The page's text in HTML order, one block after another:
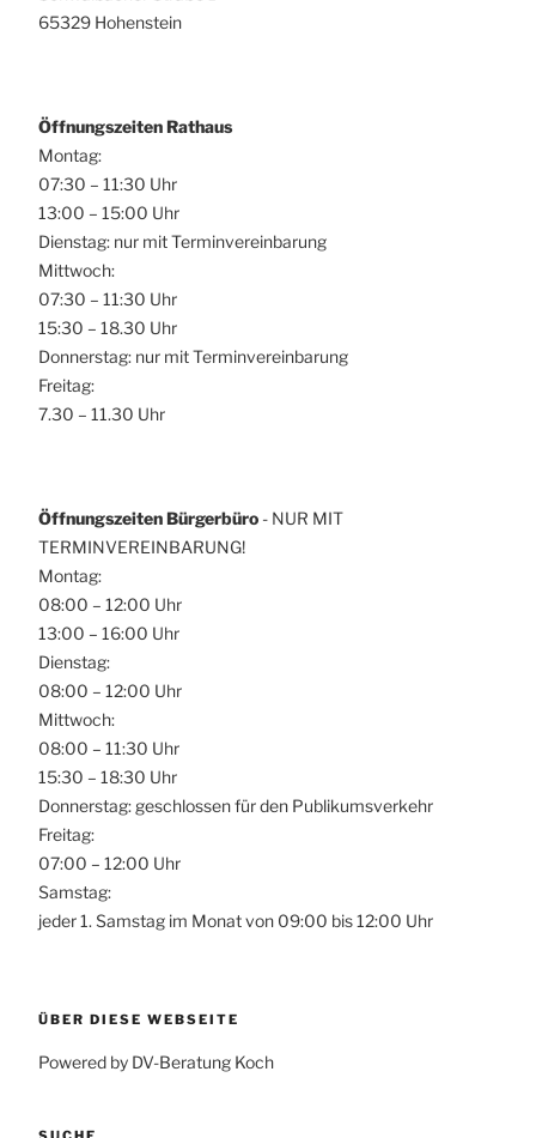
65329 Hohenstein
Öffnungszeiten Rathaus
Montag:
07:30 – 11:30 Uhr
13:00 – 15:00 Uhr
Dienstag: nur mit Terminvereinbarung
Mittwoch:
07:30 – 11:30 Uhr
15:30 – 18.30 Uhr
Donnerstag: nur mit Terminvereinbarung
Freitag:
7.30 – 11.30 Uhr
Öffnungszeiten Bürgerbüro - NUR MIT
TERMINVEREINBARUNG!
Montag:
08:00 – 12:00 Uhr
13:00 – 16:00 Uhr
Dienstag:
08:00 – 12:00 Uhr
Mittwoch:
08:00 – 11:30 Uhr
15:30 – 18:30 Uhr
Donnerstag: geschlossen für den Publikumsverkehr
Freitag:
07:00 – 12:00 Uhr
Samstag:
jeder 1. Samstag im Monat von 09:00 bis 12:00 Uhr
ÜBER DIESE WEBSEITE
Powered by DV-Beratung Koch